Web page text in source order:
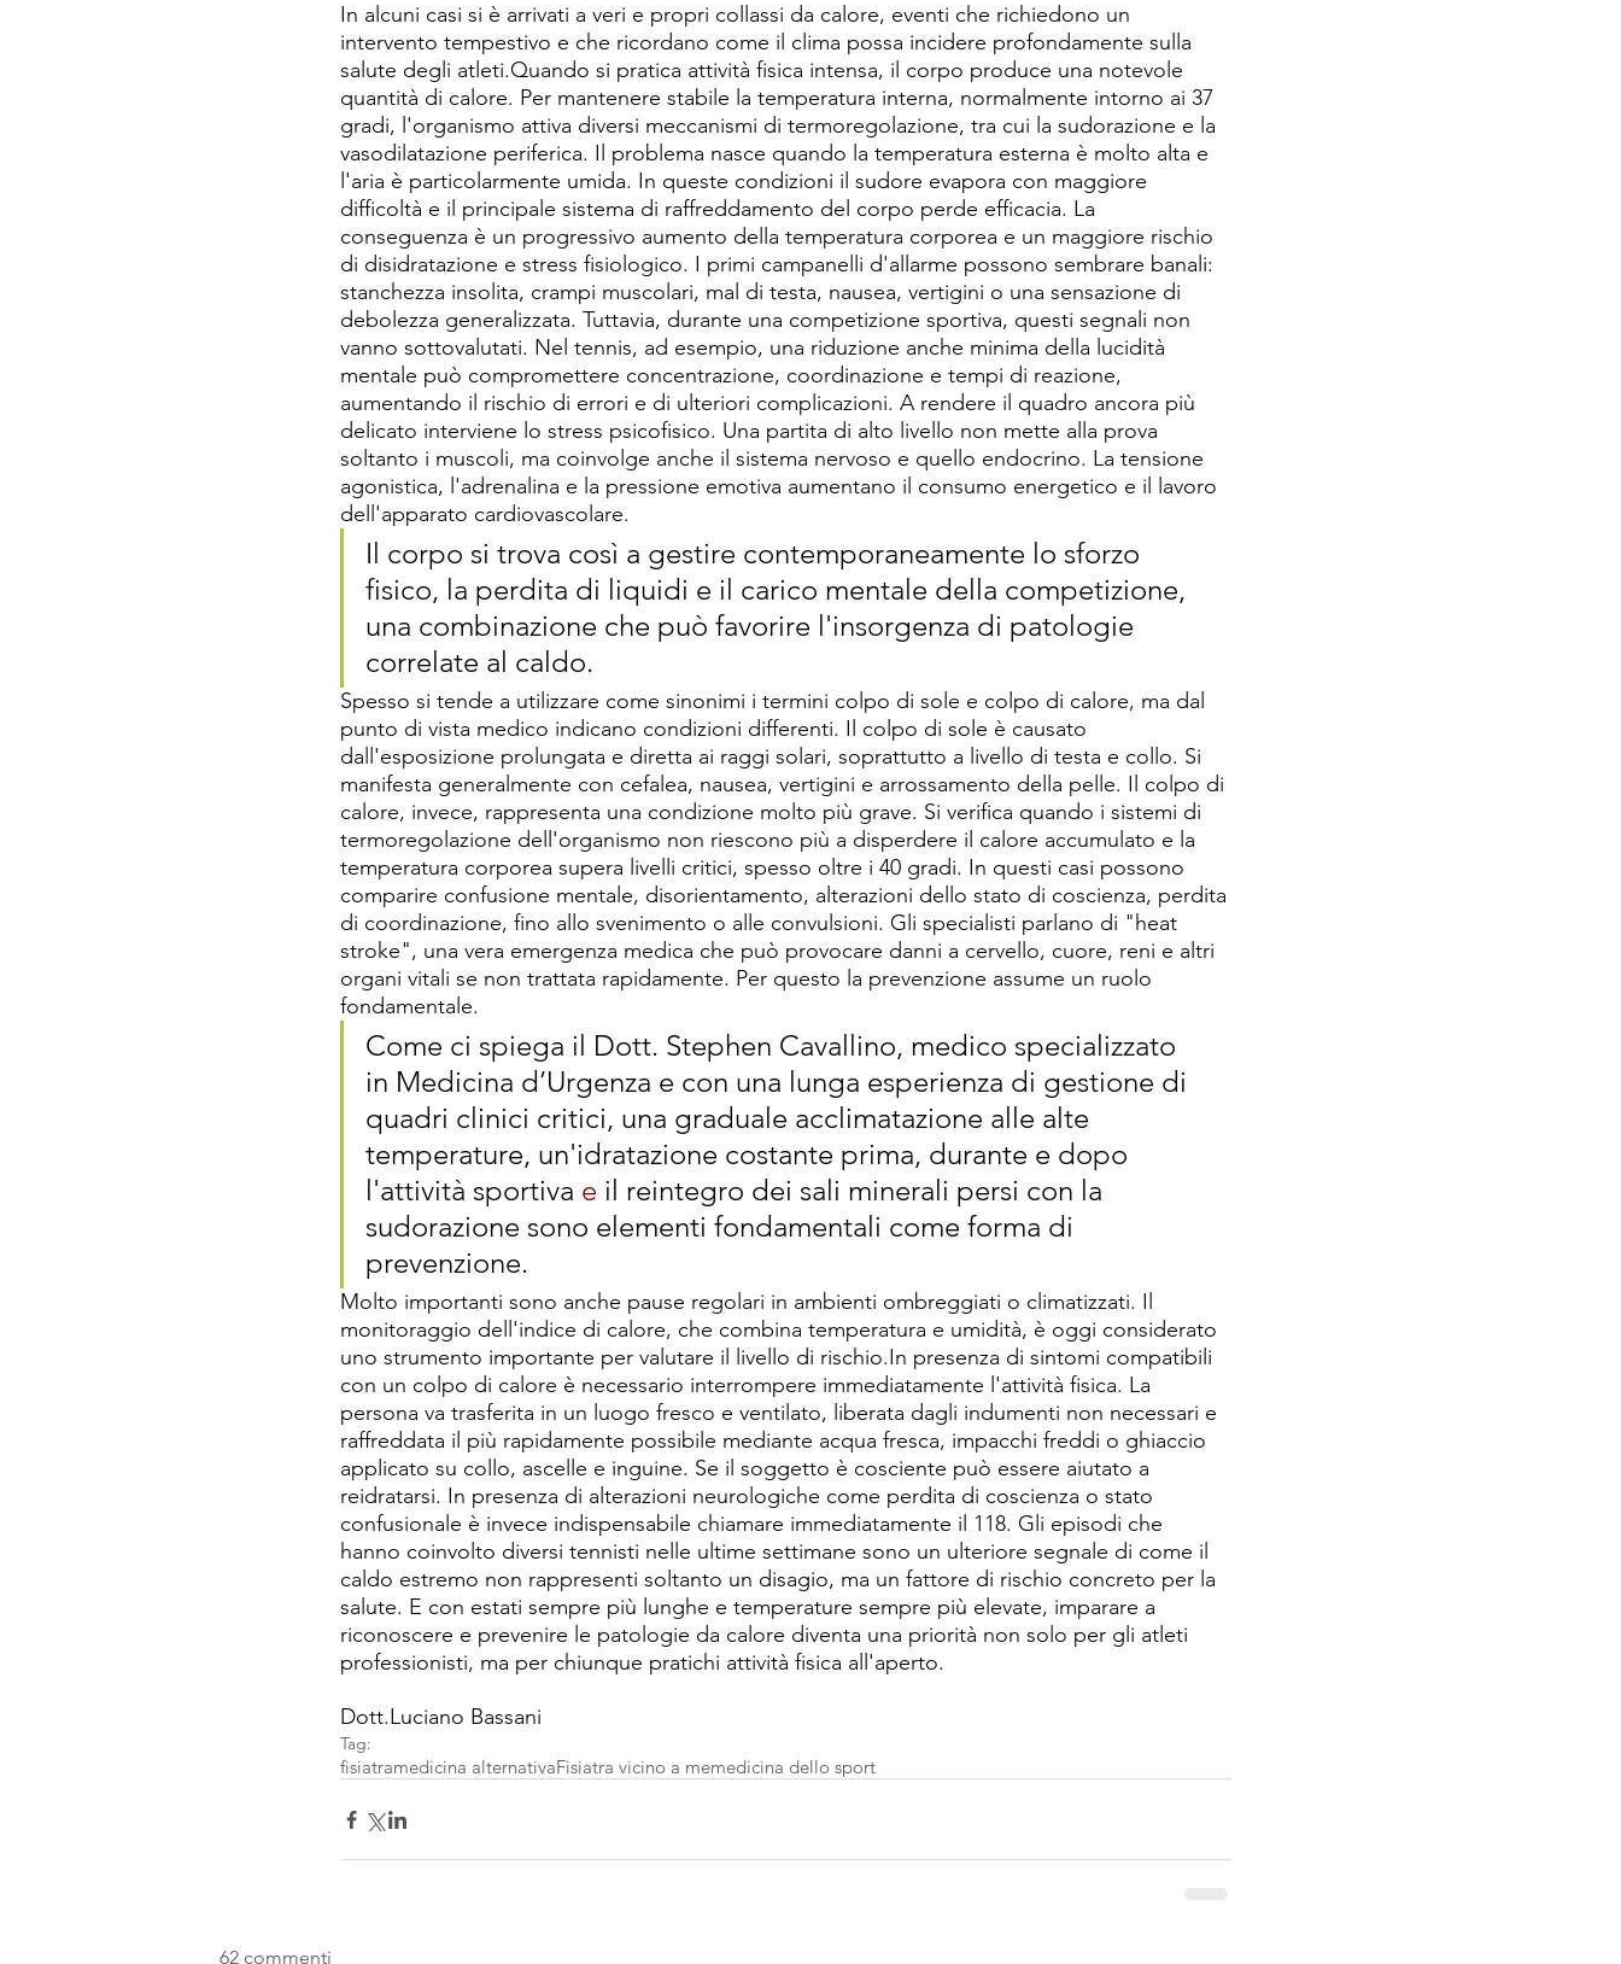
In alcuni casi si è arrivati a veri e propri collassi da calore, eventi che richiedono un
intervento tempestivo e che ricordano come il clima possa incidere profondamente sulla
salute degli atleti.Quando si pratica attività fisica intensa, il corpo produce una notevole
quantità di calore. Per mantenere stabile la temperatura interna, normalmente intorno ai 37
gradi, l'organismo attiva diversi meccanismi di termoregolazione, tra cui la sudorazione e la
vasodilatazione periferica. Il problema nasce quando la temperatura esterna è molto alta e
l'aria è particolarmente umida. In queste condizioni il sudore evapora con maggiore
difficoltà e il principale sistema di raffreddamento del corpo perde efficacia. La
conseguenza è un progressivo aumento della temperatura corporea e un maggiore rischio
di disidratazione e stress fisiologico. I primi campanelli d'allarme possono sembrare banali:
stanchezza insolita, crampi muscolari, mal di testa, nausea, vertigini o una sensazione di
debolezza generalizzata. Tuttavia, durante una competizione sportiva, questi segnali non
vanno sottovalutati. Nel tennis, ad esempio, una riduzione anche minima della lucidità
mentale può compromettere concentrazione, coordinazione e tempi di reazione,
aumentando il rischio di errori e di ulteriori complicazioni. A rendere il quadro ancora più
delicato interviene lo stress psicofisico. Una partita di alto livello non mette alla prova
soltanto i muscoli, ma coinvolge anche il sistema nervoso e quello endocrino. La tensione
agonistica, l'adrenalina e la pressione emotiva aumentano il consumo energetico e il lavoro
dell'apparato cardiovascolare.
Il corpo si trova così a gestire contemporaneamente lo sforzo
fisico, la perdita di liquidi e il carico mentale della competizione,
una combinazione che può favorire l'insorgenza di patologie
correlate al caldo.
Spesso si tende a utilizzare come sinonimi i termini colpo di sole e colpo di calore, ma dal
punto di vista medico indicano condizioni differenti. Il colpo di sole è causato
dall'esposizione prolungata e diretta ai raggi solari, soprattutto a livello di testa e collo. Si
manifesta generalmente con cefalea, nausea, vertigini e arrossamento della pelle. Il colpo di
calore, invece, rappresenta una condizione molto più grave. Si verifica quando i sistemi di
termoregolazione dell'organismo non riescono più a disperdere il calore accumulato e la
temperatura corporea supera livelli critici, spesso oltre i 40 gradi. In questi casi possono
comparire confusione mentale, disorientamento, alterazioni dello stato di coscienza, perdita
di coordinazione, fino allo svenimento o alle convulsioni. Gli specialisti parlano di "heat
stroke", una vera emergenza medica che può provocare danni a cervello, cuore, reni e altri
organi vitali se non trattata rapidamente. Per questo la prevenzione assume un ruolo
fondamentale.
Come ci spiega il Dott. Stephen Cavallino, medico specializzato
in Medicina d’Urgenza e con una lunga esperienza di gestione di
quadri clinici critici, una graduale acclimatazione alle alte
temperature, un'idratazione costante prima, durante e dopo
l'attività sportiva e il reintegro dei sali minerali persi con la
sudorazione sono elementi fondamentali come forma di
prevenzione.
Molto importanti sono anche pause regolari in ambienti ombreggiati o climatizzati. Il
monitoraggio dell'indice di calore, che combina temperatura e umidità, è oggi considerato
uno strumento importante per valutare il livello di rischio.In presenza di sintomi compatibili
con un colpo di calore è necessario interrompere immediatamente l'attività fisica. La
persona va trasferita in un luogo fresco e ventilato, liberata dagli indumenti non necessari e
raffreddata il più rapidamente possibile mediante acqua fresca, impacchi freddi o ghiaccio
applicato su collo, ascelle e inguine. Se il soggetto è cosciente può essere aiutato a
reidratarsi. In presenza di alterazioni neurologiche come perdita di coscienza o stato
confusionale è invece indispensabile chiamare immediatamente il 118. Gli episodi che
hanno coinvolto diversi tennisti nelle ultime settimane sono un ulteriore segnale di come il
caldo estremo non rappresenti soltanto un disagio, ma un fattore di rischio concreto per la
salute. E con estati sempre più lunghe e temperature sempre più elevate, imparare a
riconoscere e prevenire le patologie da calore diventa una priorità non solo per gli atleti
professionisti, ma per chiunque pratichi attività fisica all'aperto.
Dott.Luciano Bassani
Tag:
fisiatramedicina alternativaFisiatra vicino a memedicina dello sport
62 commenti